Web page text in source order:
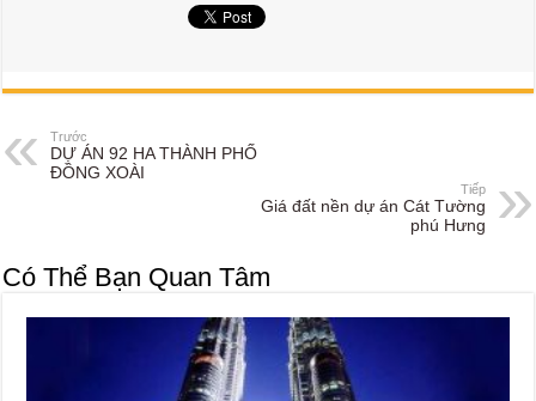
Trước
DỰ ÁN 92 HA THÀNH PHỐ
ĐỒNG XOÀI
Tiếp
Giá đất nền dự án Cát Tường
phú Hưng
Có Thể Bạn Quan Tâm